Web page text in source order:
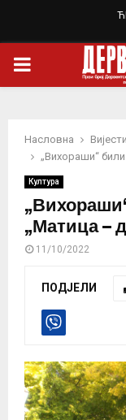
PRIMARY
Насловна Вијести
„Вихораши“
Култура
„Матица –
11/10/2022
ПОДЈЕЛИ